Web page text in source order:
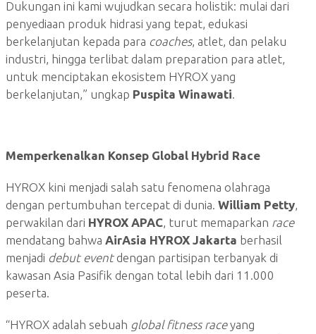
Dukungan ini kami wujudkan secara holistik: mulai dari
penyediaan produk hidrasi yang tepat, edukasi
berkelanjutan kepada para coaches, atlet, dan pelaku
industri, hingga terlibat dalam preparation para atlet,
untuk menciptakan ekosistem HYROX yang
berkelanjutan,” ungkap Puspita Winawati
Memperkenalkan Konsep Global Hybrid Race
HYROX kini menjadi salah satu fenomena olahraga
dengan pertumbuhan tercepat di dunia. William Petty
perwakilan dari HYROX APAC , turut memaparkan race
mendatang bahwa AirAsia HYROX Jakarta berhasil
menjadi debut eventdengan partisipan terbanyak di
kawasan Asia Pasifik dengan total lebih dari 11.000
peserta.
“HYROX adalah sebuah global fitness raceyang